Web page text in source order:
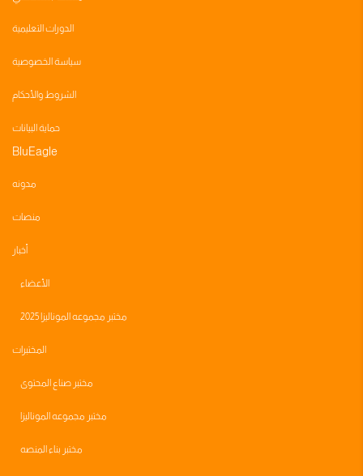
الدورات التعليمية
سياسة الخصوصية
الشروط والأحكام
حماية البيانات
BluEagle
مدونه
منصات
أخبار
الأعضاء
مختبر مجموعه الموناليزا 2025
المختبرات
مختبر صناع المحتوى
مختبر مجموعه الموناليزا
مختبر بناء المنصه